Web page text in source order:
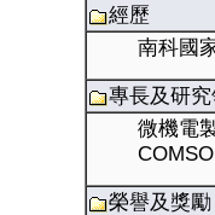
經歷
南科國
專長及研
微機電
榮譽及獎勵